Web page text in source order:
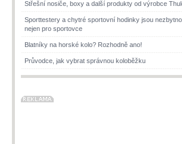
Střešní nosiče, boxy a další produkty od výrobce
Sporttestery a chytré sportovní hodinky jsou
nejen pro sportovce
Blatníky na horské kolo? Rozhodně ano!
Průvodce, jak vybrat správnou koloběžku